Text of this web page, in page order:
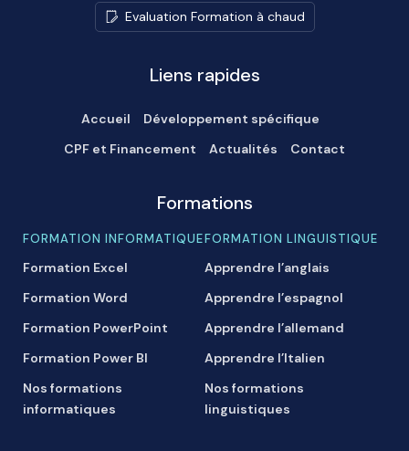
Evaluation Formation à chaud
Liens rapides
Accueil
Développement spécifique
CPF et Financement
Actualités Contact
Formations
FORMATION INFORMATIQUE
Formation Excel
Formation Word
Formation PowerPoint
Formation Power BI
Nos formations
informatiques
FORMATION LINGUISTIQUE
Apprendre l’anglais
Apprendre l’espagnol
Apprendre l’allemand
Apprendre l’Italien
Nos formations
linguistiques